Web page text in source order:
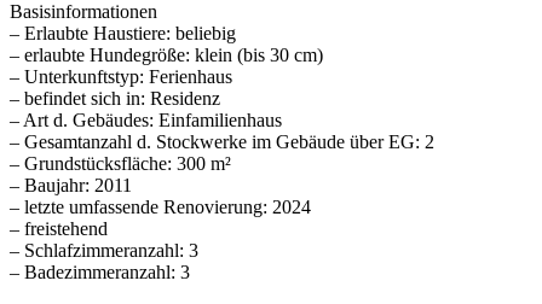
Basisinformationen
– Erlaubte Haustiere: beliebig
– erlaubte Hundegröße: klein (bis 30 cm)
– Unterkunftstyp: Ferienhaus
– befindet sich in: Residenz
– Art d. Gebäudes: Einfamilienhaus
– Gesamtanzahl d. Stockwerke im Gebäude über EG: 2
– Grundstücksfläche: 300 m²
– Baujahr: 2011
– letzte umfassende Renovierung: 2024
– freistehend
– Schlafzimmeranzahl: 3
– Badezimmeranzahl: 3